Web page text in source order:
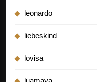
leonardo
liebeskind
lovisa